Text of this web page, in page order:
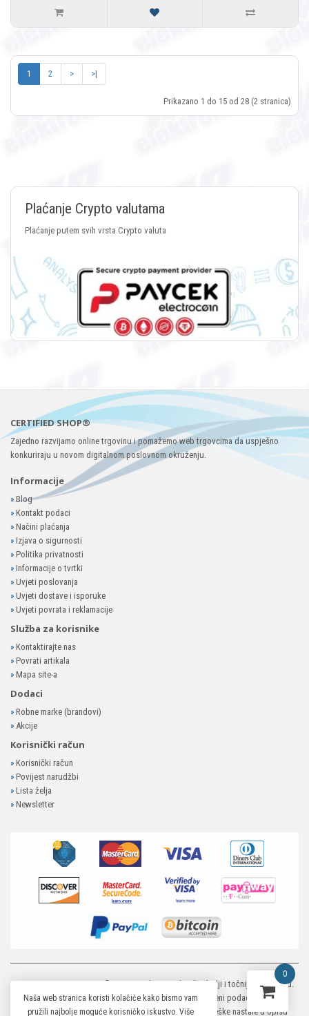
1 2 > >|
Prikazano 1 do 15 od 28 (2 stranica)
Plaćanje Crypto valutama
Plaćanje putem svih vrsta Crypto valuta
CERTIFIED SHOP®
Zajedno razvijamo online trgovinu i pomažemo web trgovcima da uspješno
konkuriraju u novom digitalnom poslovnom okruženju.
Informacije
»Blog
» Kontakt podaci
» Načini plaćanja
» Izjava o sigurnosti
» Politika privatnosti
» Informacije o tvrtki
» Uvjeti poslovanja
» Uvjeti dostave i isporuke
» Uvjeti povrata i reklamacije
Služba za korisnike
» Kontaktirajte nas
» Povrati artikala
» Mapa site-a
Dodaci
» Robne marke (brandovi)
» Akcije
Korisnički račun
» Korisnički račun
» Povijest narudžbi
» Lista želja
» Newsletter
MP-ELEKTRONIKA SHOP© 2026. Trudimo se dati što bolji i točniji opis i sliku.
Unatoč tome, ne možemo garantirati da su svi navedeni podaci i slike u
potpunosti točni. Ne odgovaramo za eventualne pogreške nastale u opisu
0
Naša web stranica koristi kolačiće kako bismo vam
pružili najbolje moguće korisničko iskustvo. Više